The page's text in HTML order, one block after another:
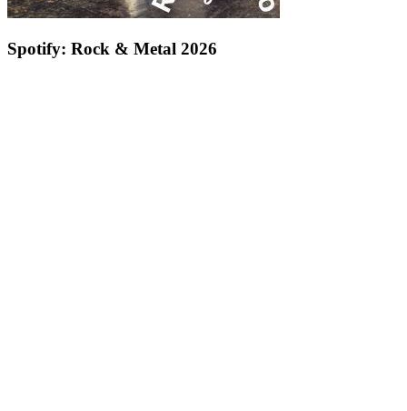
Spotify: Rock & Metal 2026